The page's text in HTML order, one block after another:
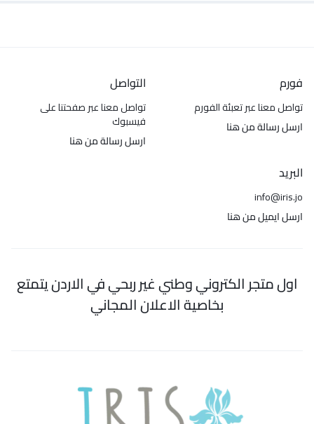
فورم
تواصل معنا عبر تعبئة الفورم
ارسل رسالة من هنا
التواصل
تواصل معنا عبر صفحتنا على
فيسبوك
ارسل رسالة من هنا
البريد
info@iris.jo
ارسل ايميل من هنا
اول متجر الكتروني وطني غير ربحي في الاردن يتمتع
بخاصية الاعلان المجاني